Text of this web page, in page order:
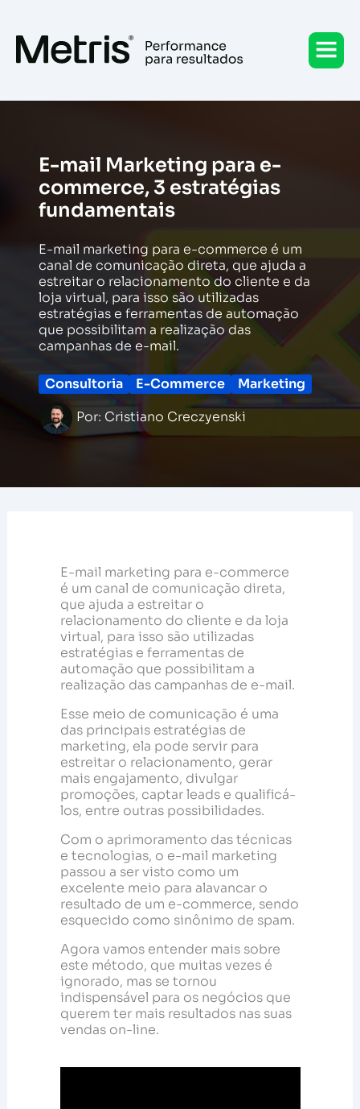
conteúdo
E-mail Marketing para e-
commerce, 3 estratégias
fundamentais
E-mail marketing para e-commerce é um
canal de comunicação direta, que ajuda a
estreitar o relacionamento do cliente e da
loja virtual, para isso são utilizadas
estratégias e ferramentas de automação
que possibilitam a realização das
campanhas de e-mail.
Consultoria E-Commerce
Marketing
Por: Cristiano Creczyenski
E-mail marketing para e-commerce
é um canal de comunicação direta,
que ajuda a estreitar o
relacionamento do cliente e da loja
virtual, para isso são utilizadas
estratégias e ferramentas de
automação que possibilitam a
realização das campanhas de e-mail.
Esse meio de comunicação é uma
das principais estratégias de
marketing, ela pode servir para
estreitar o relacionamento, gerar
mais engajamento, divulgar
promoções, captar leads e qualificá-
los, entre outras possibilidades.
Com o aprimoramento das técnicas
e tecnologias, o e-mail marketing
passou a ser visto como um
excelente meio para alavancar o
resultado de um e-commerce, sendo
esquecido como sinônimo de spam.
Agora vamos entender mais sobre
este método, que muitas vezes é
ignorado, mas se tornou
indispensável para os negócios que
querem ter mais resultados nas suas
vendas on-line.